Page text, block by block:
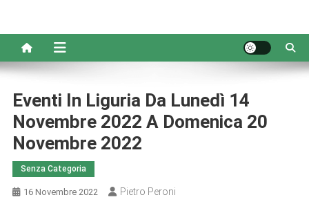
Eventi In Liguria Da Lunedì 14
Novembre 2022 A Domenica 20
Novembre 2022
Senza Categoria
16 Novembre 2022 Pietro Peroni